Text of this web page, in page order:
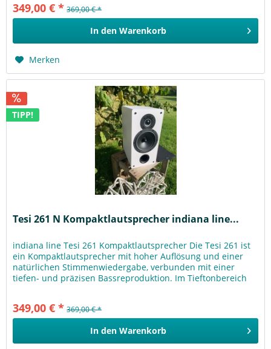
349,00 € * 369,00 € *
In den Warenkorb
Merken
TIPP!
Tesi 261 N Kompaktlautsprecher indiana line...
indiana line Tesi 261 Kompaktlautsprecher Die Tesi 261 ist
ein Kompaktlautsprecher mit hoher Auflösung und einer
natürlichen Stimmenwiedergabe, verbunden mit einer
tiefen- und präzisen Bassreproduktion. Im Tieftonbereich
349,00 € * 369,00 € *
In den Warenkorb